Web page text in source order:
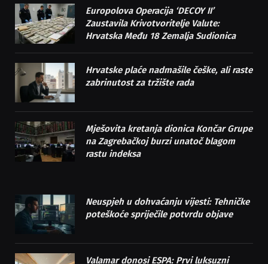
Europolova Operacija ‘DECOY II’
Zaustavila Krivotvoritelje Valute:
Hrvatska Među 18 Zemalja Sudionica
Hrvatske plaće nadmašile češke, ali raste
zabrinutost za tržište rada
Mješovita kretanja dionica Končar Grupe
na Zagrebačkoj burzi unatoč blagom
rastu indeksa
Neuspjeh u dohvaćanju vijesti: Tehničke
poteškoće spriječile potvrdu objave
Valamar donosi ESPA: Prvi luksuzni